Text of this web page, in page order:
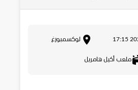
لوكسمبورغ
ملعب أكيل هامريل